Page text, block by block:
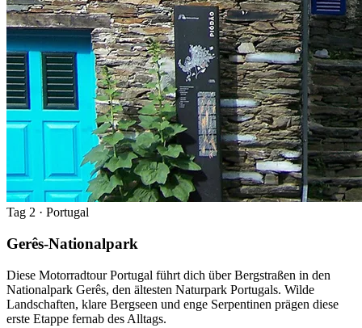
Tag 2 · Portugal
Gerês-Nationalpark
Diese Motorradtour Portugal führt dich über Bergstraßen in den
Nationalpark Gerês, den ältesten Naturpark Portugals. Wilde
Landschaften, klare Bergseen und enge Serpentinen prägen diese
erste Etappe fernab des Alltags.